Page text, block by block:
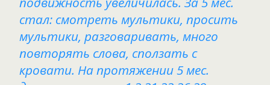
стал: смотреть мультики, просить
мультики, разговаривать, много
повторять слова, сползать с
кровати. На протяжении 5 мес.